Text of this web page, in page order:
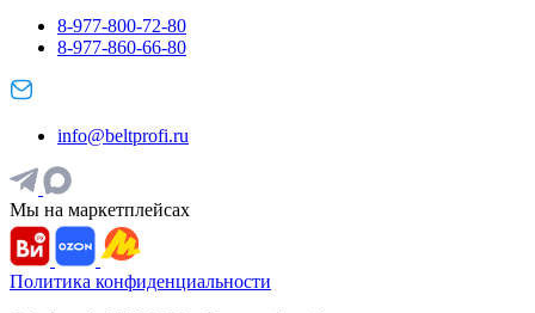
8-977-800-72-80
8-977-860-66-80
info@beltprofi.ru
Мы на маркетплейсах
Политика конфиденциальности